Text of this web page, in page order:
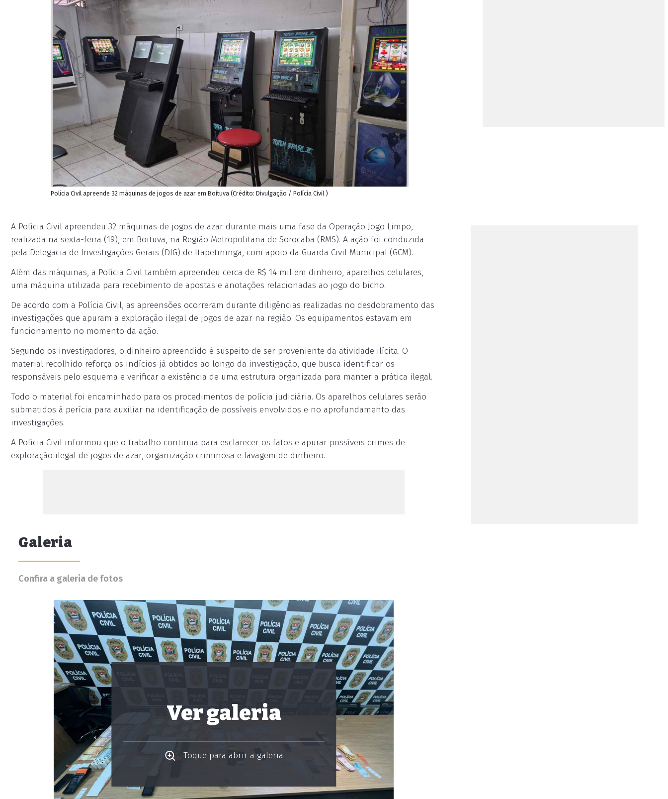
Polícia Civil apreende 32 máquinas de jogos de azar em Boituva (Crédito: Divulgação / Polícia Civil )
A Polícia Civil apreendeu 32 máquinas de jogos de azar durante mais uma fase da Operação Jogo Limpo,
realizada na sexta-feira (19), em Boituva, na Região Metropolitana de Sorocaba (RMS). A ação foi conduzida
pela Delegacia de Investigações Gerais (DIG) de Itapetininga, com apoio da Guarda Civil Municipal (GCM).
Além das máquinas, a Polícia Civil também apreendeu cerca de R$ 14 mil em dinheiro, aparelhos celulares,
uma máquina utilizada para recebimento de apostas e anotações relacionadas ao jogo do bicho.
De acordo com a Polícia Civil, as apreensões ocorreram durante diligências realizadas no desdobramento das
investigações que apuram a exploração ilegal de jogos de azar na região. Os equipamentos estavam em
funcionamento no momento da ação.
Segundo os investigadores, o dinheiro apreendido é suspeito de ser proveniente da atividade ilícita. O
material recolhido reforça os indícios já obtidos ao longo da investigação, que busca identificar os
responsáveis pelo esquema e verificar a existência de uma estrutura organizada para manter a prática ilegal.
Todo o material foi encaminhado para os procedimentos de polícia judiciária. Os aparelhos celulares serão
submetidos à perícia para auxiliar na identificação de possíveis envolvidos e no aprofundamento das
investigações.
A Polícia Civil informou que o trabalho continua para esclarecer os fatos e apurar possíveis crimes de
exploração ilegal de jogos de azar, organização criminosa e lavagem de dinheiro.
Galeria
Confira a galeria de fotos
Ver galeria
Toque para abrir a galeria